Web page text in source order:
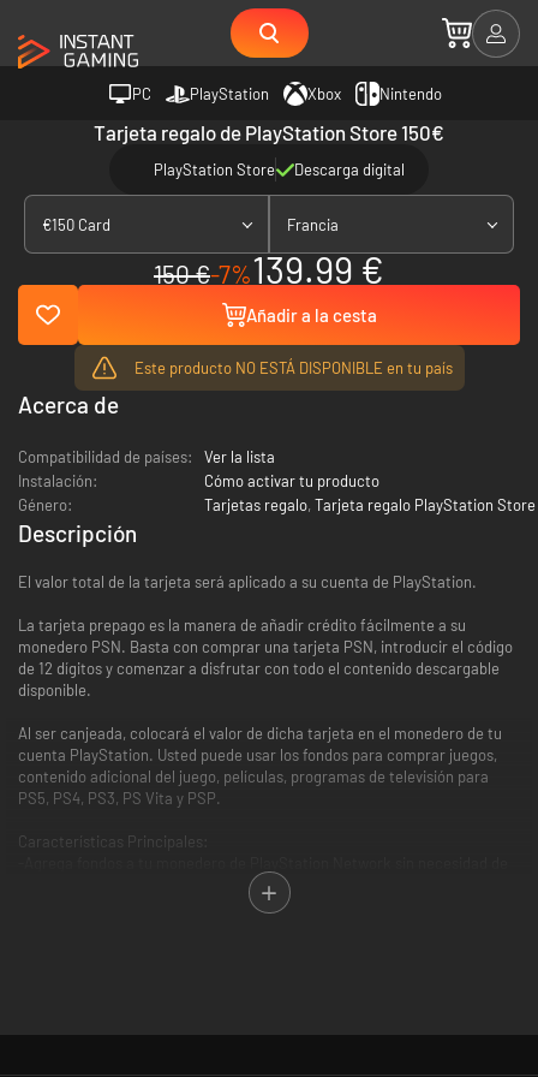
PC PlayStation Xbox Nintendo
Tarjeta regalo de PlayStation Store 150€
PlayStation Store Descarga digital
€150 Card Francia
150 €-7%139.99 €
Añadir a la cesta
Este producto NO ESTÁ DISPONIBLE en tu país
Acerca de
Compatibilidad de países:
Ver la lista
Instalación:
Cómo activar tu producto
Género:
Tarjetas regalo, Tarjeta regalo PlayStation Store
Descripción
El valor total de la tarjeta será aplicado a su cuenta de PlayStation.
La tarjeta prepago es la manera de añadir crédito fácilmente a su
monedero PSN. Basta con comprar una tarjeta PSN, introducir el código
de 12 dígitos y comenzar a disfrutar con todo el contenido descargable
disponible.
Al ser canjeada, colocará el valor de dicha tarjeta en el monedero de tu
cuenta PlayStation. Usted puede usar los fondos para comprar juegos,
contenido adicional del juego, películas, programas de televisión para
PS5, PS4, PS3, PS Vita y PSP.
Características Principales:
usar una tarjeta de crédito en la consola.
-Compra contenido en una amplia gama de plataformas PlayStation,